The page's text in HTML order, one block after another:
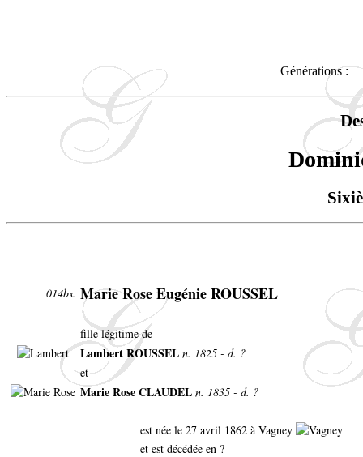
Générations :
014bx. Marie Rose Eugénie ROUSSEL
fille légitime de
Lambert ROUSSEL n. 1825 - d. ?
et
Marie Rose CLAUDEL n. 1835 - d. ?
est née le 27 avril 1862 à Vagney
et est décédée en ?